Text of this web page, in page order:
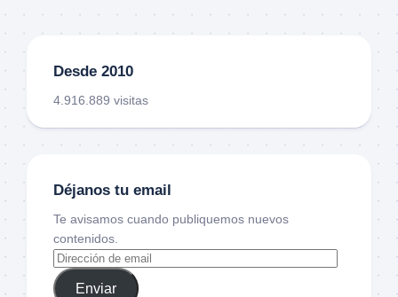
Desde 2010
4.916.889 visitas
Déjanos tu email
Te avisamos cuando publiquemos nuevos
contenidos.
Enviar